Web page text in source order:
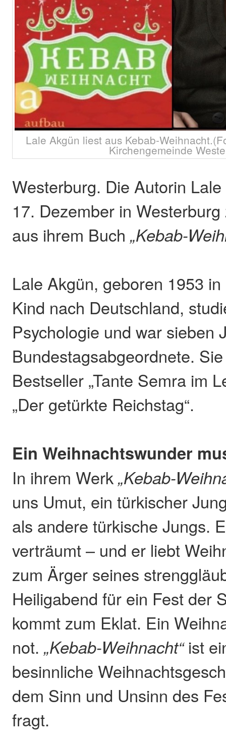
Lale Akgün liest aus Kebab-
Kirchengemeinde
Westerburg. Die Autorin
17. Dezember in
aus ihrem Buch„Kebab-
Lale Akgün, geboren 1953
Kind nach Deutschland,
Psychologie und war sieben
Bundestagsabgeordnete.
Bestseller „Tante Semra im
„Der getürkte Reichstag“.
Ein Weihnachtswunder
In ihrem Werk„Kebab-
uns Umut, ein türkischer
als andere türkische Jungs.
verträumt – und er liebt
zum Ärger seines
Heiligabend für ein Fest der
kommt zum Eklat. Ein
not.„Kebab-Weihnacht“ist
besinnliche
dem Sinn und Unsinn des
fragt.